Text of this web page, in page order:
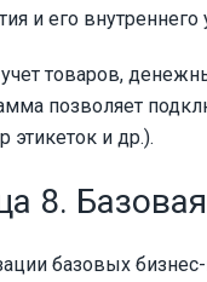
и его внутреннего
товаров,
позволяет
этикеток и др.).
8.
базовых